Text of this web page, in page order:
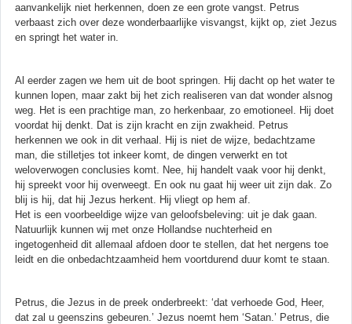
aanvankelijk niet herkennen, doen ze een grote vangst. Petrus
verbaast zich over deze wonderbaarlijke visvangst, kijkt op, ziet Jezus
en springt het water in.
Al eerder zagen we hem uit de boot springen. Hij dacht op het water te
kunnen lopen, maar zakt bij het zich realiseren van dat wonder alsnog
weg. Het is een prachtige man, zo herkenbaar, zo emotioneel. Hij doet
voordat hij denkt. Dat is zijn kracht en zijn zwakheid. Petrus
herkennen we ook in dit verhaal. Hij is niet de wijze, bedachtzame
man, die stilletjes tot inkeer komt, de dingen verwerkt en tot
weloverwogen conclusies komt. Nee, hij handelt vaak voor hij denkt,
hij spreekt voor hij overweegt. En ook nu gaat hij weer uit zijn dak. Zo
blij is hij, dat hij Jezus herkent. Hij vliegt op hem af.
Het is een voorbeeldige wijze van geloofsbeleving: uit je dak gaan.
Natuurlijk kunnen wij met onze Hollandse nuchterheid en
ingetogenheid dit allemaal afdoen door te stellen, dat het nergens toe
leidt en die onbedachtzaamheid hem voortdurend duur komt te staan.
Petrus, die Jezus in de preek onderbreekt: ‘dat verhoede God, Heer,
dat zal u geenszins gebeuren.’ Jezus noemt hem ‘Satan.’ Petrus, die